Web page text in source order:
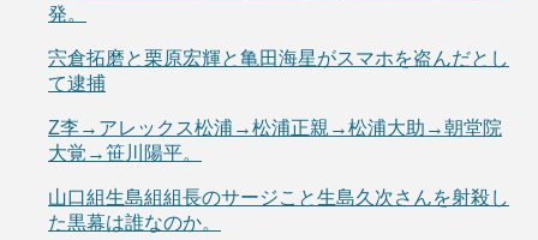
発。
宍倉拓磨と栗原宏輝と亀田海星がスマホを盗んだとし
て逮捕
Z李→アレックス松浦→松浦正親→松浦大助→朝堂院
大覚→笹川陽平。
山口組生島組組長のサージこと生島久次さんを射殺し
た黒幕は誰なのか。